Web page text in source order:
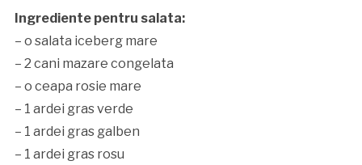
Ingrediente pentru salata:
– o salata iceberg mare
– 2 cani mazare congelata
– o ceapa rosie mare
– 1 ardei gras verde
– 1 ardei gras galben
– 1 ardei gras rosu